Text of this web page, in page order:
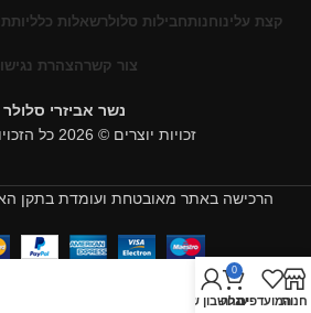
קצת עלינוחנותחבילות סלולרשאלות כלליות
צור קשרהצהרת
נשר אביזרי סלולר
זכויות יוצרים © 2026 כל הזכויות שמורות
הרכישה באתר מאובטחת ועומדת בתקן
חנותהמועדפים
0
עגלה
החשבון שלי